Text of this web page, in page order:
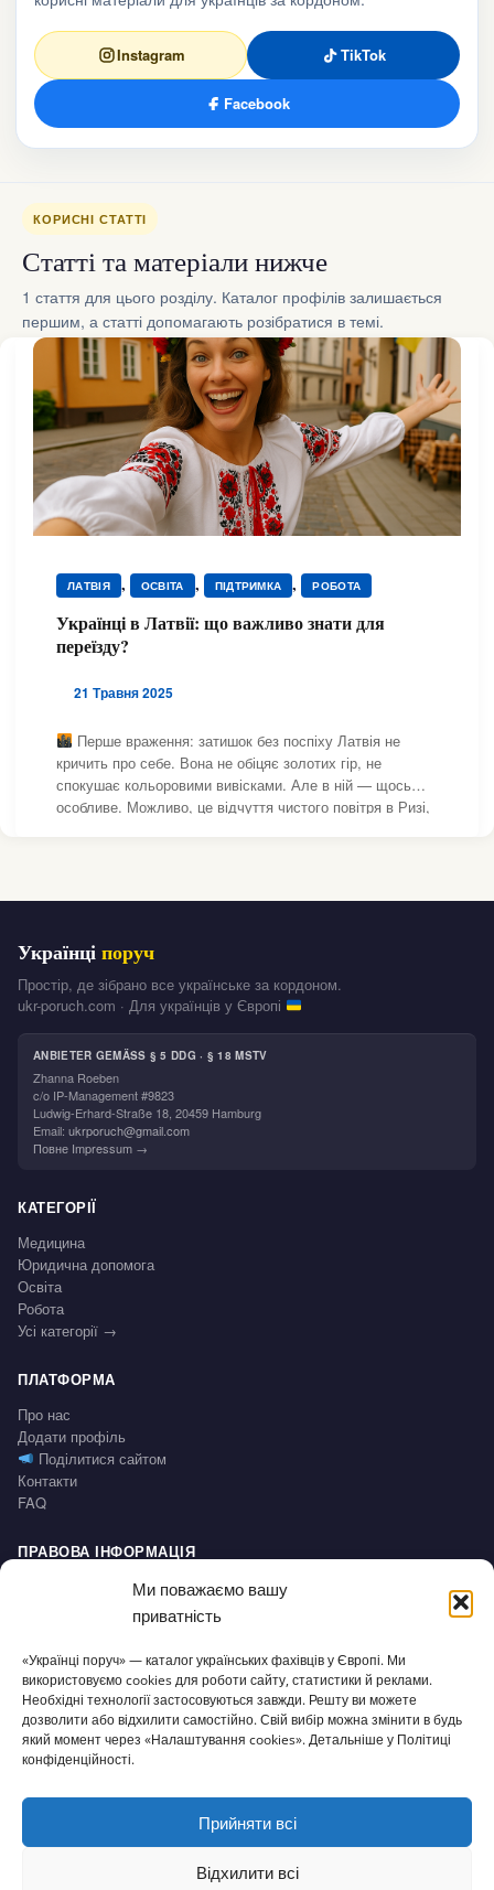
Ми поважаємо вашу
приватність
«Українці поруч» — каталог українських фахівців у Європі. Ми
використовуємо cookies для роботи сайту, статистики й реклами.
Необхідні технології застосовуються завжди. Решту ви можете
дозволити або відхилити самостійно. Свій вибір можна змінити в будь
який момент через «Налаштування cookies». Детальніше у Політиці
конфіденційності.
Прийняти всі
Відхилити всі
Instagram TikTok
Facebook
КОРИСНІ СТАТТІ
Статті та матеріали нижче
1 стаття для цього розділу. Каталог профілів залишається
першим, а статті допомагають розібратися в темі.
ЛАТВІЯ , ОСВІТА , ПІДТРИМКА , РОБОТА
Українці в Латвії: що важливо знати для
переїзду?
21 Травня 2025
Перше враження: затишок без поспіху Латвія не
кричить про себе. Вона не обіцяє золотих гір, не
спокушає кольоровими вивісками. Але в ній — щось
особливе. Можливо, це відчуття чистого повітря в Ризі,
Українціпоруч
Простір, де зібрано все українське за кордоном.
ukr-poruch.com · Для українців у Європі
ANBIETER GEMÄSS § 5 DDG · § 18 MSTV
Zhanna Roeben
c/o IP-Management #9823
Ludwig-Erhard-Straße 18, 20459 Hamburg
Email: ukrporuch@gmail.com
Повне Impressum →
КАТЕГОРІЇ
Медицина
Юридична допомога
Освіта
Робота
Усі категорії →
ПЛАТФОРМА
Про нас
Додати профіль
Поділитися сайтом
Контакти
FAQ
ПРАВОВА ІНФОРМАЦІЯ
Політика конфіденційності / Datenschutz
Умови користування / AGB
Право на відмову / Widerrufsbelehrung
СЕРВІС
Доступність
Налаштування cookies
© 2026 Українці поруч · Зроблено з
для нашої спільноти